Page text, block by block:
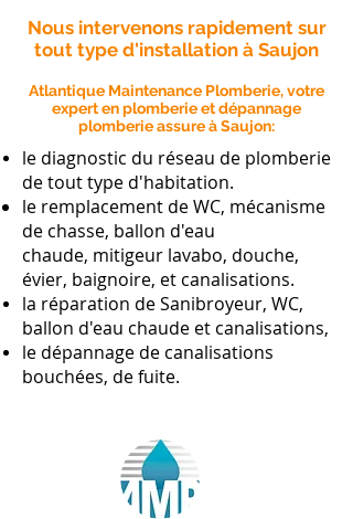
Nous intervenons rapidement sur
tout type d'installation à Saujon
Atlantique Maintenance Plomberie, votre
expert en plomberie et dépannage
plomberie assure à Saujon:
le diagnostic du réseau de plomberie
de tout type d'habitation.
le remplacement de WC, mécanisme
de chasse, ballon d'eau
chaude, mitigeur lavabo, douche,
évier, baignoire, et canalisations.
la réparation de Sanibroyeur, WC,
ballon d'eau chaude et canalisations,
le dépannage de canalisations
bouchées, de fuite.